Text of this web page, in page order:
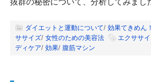
ダイエットと運動について/ 効果てきめん
ササイズ/ 女性のための美容法 エクササ
ディケア/ 効果/ 腹筋マシン